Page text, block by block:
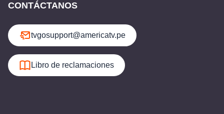
CONTÁCTANOS
tvgosupport@americatv.pe
Libro de reclamaciones